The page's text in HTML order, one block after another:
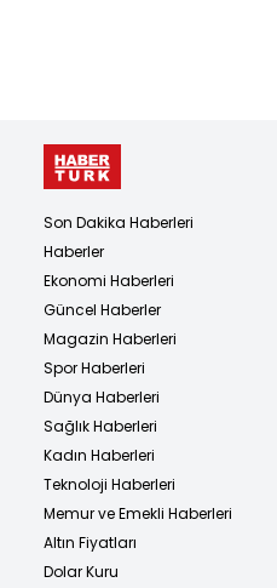
Son Dakika Haberleri
Haberler
Ekonomi Haberleri
Güncel Haberler
Magazin Haberleri
Spor Haberleri
Dünya Haberleri
Sağlık Haberleri
Kadın Haberleri
Teknoloji Haberleri
Memur ve Emekli Haberleri
Altın Fiyatları
Dolar Kuru